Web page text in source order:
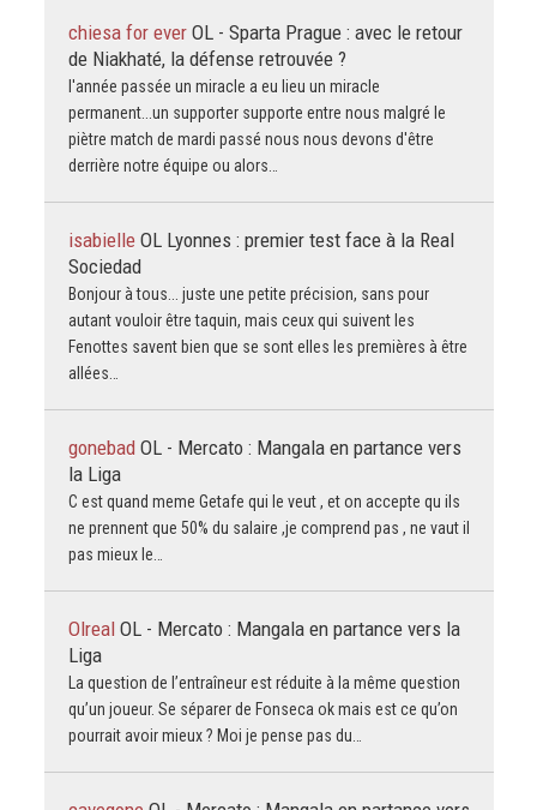
chiesa for ever OL - Sparta Prague : avec le retour
de Niakhaté, la défense retrouvée ?
l'année passée un miracle a eu lieu un miracle
permanent...un supporter supporte entre nous malgré le
piètre match de mardi passé nous nous devons d'être
derrière notre équipe ou alors…
isabielle OL Lyonnes : premier test face à la Real
Sociedad
Bonjour à tous... juste une petite précision, sans pour
autant vouloir être taquin, mais ceux qui suivent les
Fenottes savent bien que se sont elles les premières à être
allées…
gonebad OL - Mercato : Mangala en partance vers
la Liga
C est quand meme Getafe qui le veut , et on accepte qu ils
ne prennent que 50% du salaire ,je comprend pas , ne vaut il
pas mieux le…
Olreal OL - Mercato : Mangala en partance vers la
Liga
La question de l’entraîneur est réduite à la même question
qu’un joueur. Se séparer de Fonseca ok mais est ce qu’on
pourrait avoir mieux ? Moi je pense pas du…